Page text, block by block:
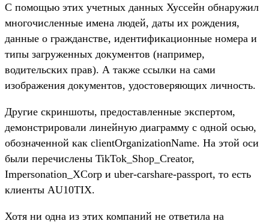
С помощью этих учетных данных Хуссейн обнаружил
многочисленные имена людей, даты их рождения,
данные о гражданстве, идентификационные номера и
типы загруженных документов (например,
водительских прав). А также ссылки на сами
изображения документов, удостоверяющих личность.
Другие скриншоты, предоставленные экспертом,
демонстрировали линейную диаграмму с одной осью,
обозначенной как clientOrganizationName. На этой оси
были перечислены TikTok_Shop_Creator,
Impersonation_XCorp и uber-carshare-passport, то есть
клиенты AU10TIX.
Хотя ни одна из этих компаний не ответила на